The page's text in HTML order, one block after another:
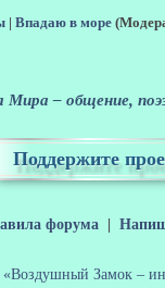
Впадаю в море
Мира – общение,
Поддержите
форума|
Замок –